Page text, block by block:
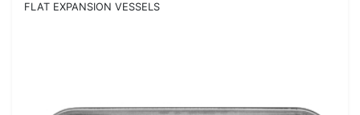
FLAT EXPANSION VESSELS